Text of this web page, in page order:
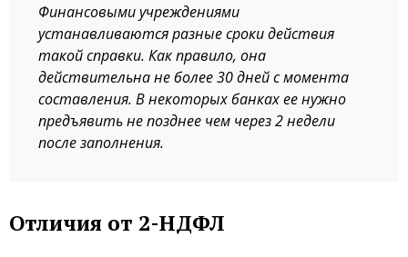
Финансовыми учреждениями
устанавливаются разные сроки действия
такой справки. Как правило, она
действительна не более 30 дней с момента
составления. В некоторых банках ее нужно
предъявить не позднее чем через 2 недели
после заполнения.
Отличия от 2-НДФЛ